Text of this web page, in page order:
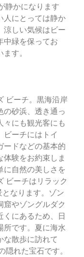
静かになります
人にとっては静か
涼しい気候はビー
中緑を保ってお
す。
ビーチ。黒海沿岸
砂浜、透き通っ
々にも観光客にも
ビーチにはトイ
ードなどの基本的
験をお約束しま
自然の美しさを
ビーチはリラック
なります。ゾン
やゾングルダク
にあるため、日
所です。夏に海水
な散歩に訪れて
れた宝石です。